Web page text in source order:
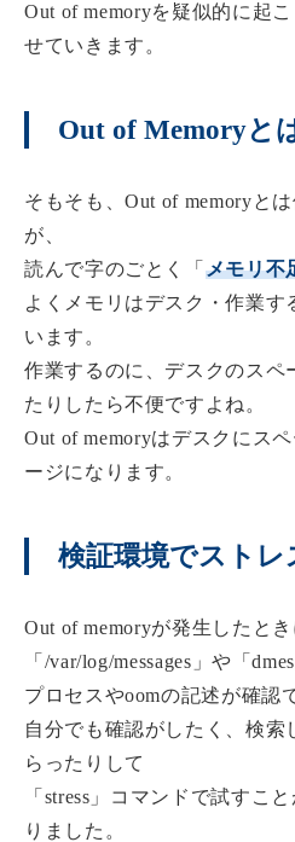
Out of memoryを疑似的に起
せていきます。
Out of Memoryと
そもそも、Out of memoryと
が、
読んで字のごとく「 メモリ不
よくメモリはデスク・作業す
います。
作業するのに、デスクのスペ
たりしたら不便ですよね。
Out of memoryはデスクにス
ージになります。
検証環境でスト
Out of memoryが発生したとき
「/var/log/messages」や「
プロセスやoomの記述が確認
自分でも確認がしたく、検索
らったりして
「stress」コマンドで試すこ
りました。